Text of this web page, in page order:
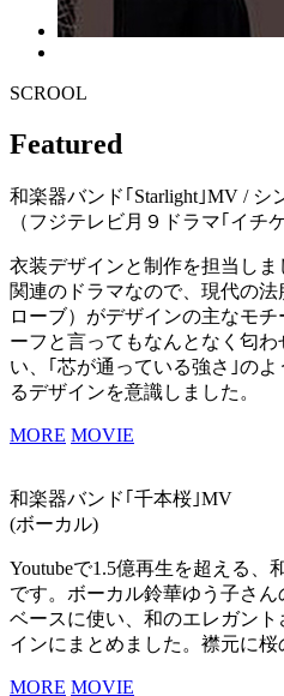
SCROOL
Featured
和楽器バンド｢Starlight｣MV / シ
（フジテレビ月９ドラマ｢イチ
衣装デザインと制作を担当し
関連のドラマなので、現代の
ローブ）がデザインの主なモ
ーフと言ってもなんとなく匂
い、｢芯が通っている強さ｣の
るデザインを意識しました。
MORE MOVIE
和楽器バンド｢千本桜｣MV
(ボーカル)
Youtubeで1.5億再生を超える
です。ボーカル鈴華ゆう子さ
ベースに使い、和のエレガン
インにまとめました。襟元に桜
MORE MOVIE